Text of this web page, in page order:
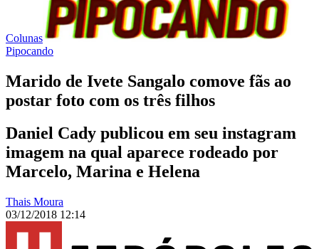
Colunas
Pipocando
Marido de Ivete Sangalo comove fãs ao
postar foto com os três filhos
Daniel Cady publicou em seu instagram
imagem na qual aparece rodeado por
Marcelo, Marina e Helena
Thais Moura
03/12/2018 12:14